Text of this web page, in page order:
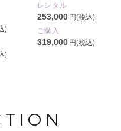
)
)
レンタル
253,000 円(税込)
ご購入
319,000 円(税込)